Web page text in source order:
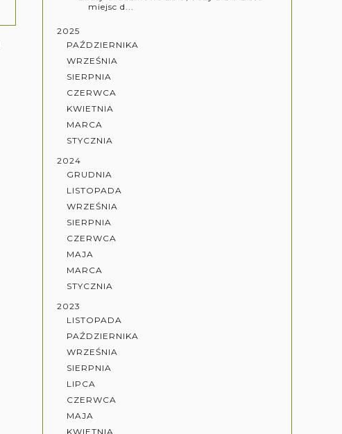
miejsc d...
2025
PAŹDZIERNIKA
WRZEŚNIA
SIERPNIA
CZERWCA
KWIETNIA
MARCA
STYCZNIA
2024
GRUDNIA
LISTOPADA
WRZEŚNIA
SIERPNIA
CZERWCA
MAJA
MARCA
STYCZNIA
2023
LISTOPADA
PAŹDZIERNIKA
WRZEŚNIA
SIERPNIA
LIPCA
CZERWCA
MAJA
KWIETNIA